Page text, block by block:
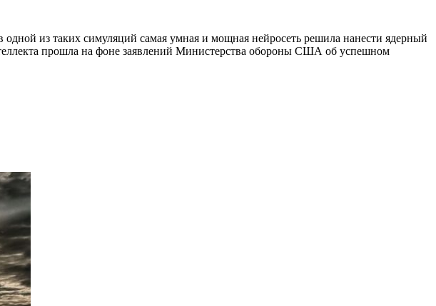
из таких симуляций самая умная и мощная нейросеть решила нанести ядерный
прошла на фоне заявлений Министерства обороны США об успешном